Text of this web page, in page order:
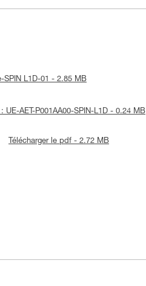
SPIN L1D-01 - 2.85 MB
UE-AET-P001AA00-SPIN-L1D - 0.24 MB
Télécharger le pdf - 2.72 MB